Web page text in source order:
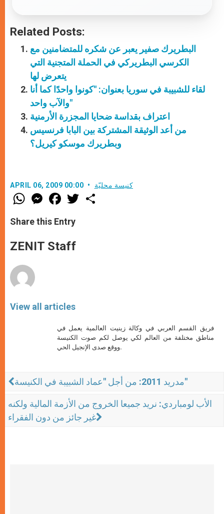
Related Posts:
البطريرك صفير يعبر عن شكره للمتضامنين مع
الكرسي البطريركي في الحملة المتجنية التي
يتعرض لها
لقاء للشبيبة في سوريا بعنوان: "كونوا واحدًا كما أنا
والآب واحد"
اعتراف بقداسة ضحايا المجزرة الأرمنية
من أعد الوثيقة المشتركة بين البابا فرنسيس
وبطريرك موسكو كيريل؟
APRIL 06, 2009 00:00 كنيسة محليّة
W
h
t
s
p
p
M
e
s
e
g
e
F
a
e
b
o
k
w
Share this Entry
ZENIT Staff
View all articles
فريق القسم العربي في وكالة زينيت العالمية يعمل في
مناطق مختلفة من العالم لكي يوصل لكم صوت الكنيسة
ووقع صدى الإنجيل الحي.
مدريد 2011: من أجل "عماد الشبيبة في الكنيسة"
الأب لومباردي: نريد جميعا الخروج من الأزمة المالية ولكنه
غير جائز من دون الفقراء